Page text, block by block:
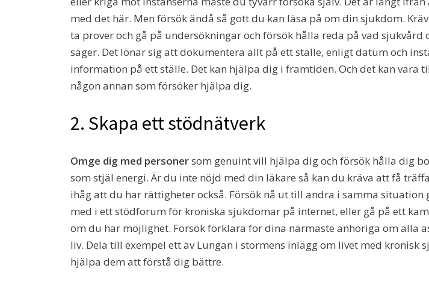
med det här. Men försök ändå så gott du kan läsa på om din sjukdom.
ta prover och gå på undersökningar och försök hålla reda på vad sjukvård
säger. Det lönar sig att dokumentera allt på ett ställe, enligt datum och
information på ett ställe. Det kan hjälpa dig i framtiden. Och det kan vara
någon annan som försöker hjälpa dig.
2. Skapa ett stödnätverk
Omge dig med personersom genuint vill hjälpa dig och försök hålla dig
som stjäl energi. Är du inte nöjd med din läkare så kan du kräva att få
ihåg att du har rättigheter också. Försök nå ut till andra i samma situation
med i ett stödforum för kroniska sjukdomar på internet, eller gå på ett
om du har möjlighet. Försök förklara för dina närmaste anhöriga om alla
liv. Dela till exempel ett av Lungan i stormens inlägg om livet med kronisk
hjälpa dem att förstå dig bättre.